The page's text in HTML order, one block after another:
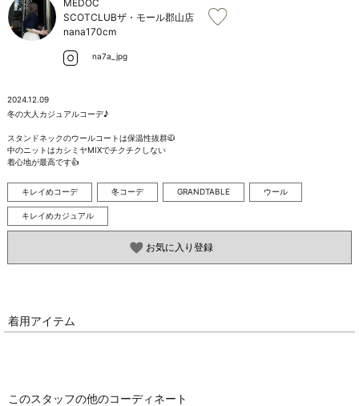
MEDOC
SCOTCLUBザ・モール郡山店
nana170cm
na7a_jpg
2024.12.09
冬の大人カジュアルコーデ♪
スタンドネックのウールコートは保温性抜群🧥
中のニットはカシミヤMIXでチクチクしない
着心地が最高です👍
キレイめコーデ 冬コーデ GRANDTABLE ウール
キレイめカジュアル
お気に入り登録
着用アイテム
このスタッフの他のコーディネート